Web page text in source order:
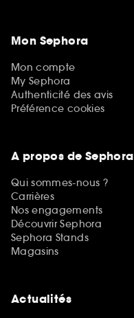
Mon Sephora
Mon compte
My Sephora
Authenticité des avis
Préférence cookies
A propos de Sephora
Qui sommes-nous ?
Carrières
Nos engagements
Découvrir Sephora
Sephora Stands
Magasins
Actualités